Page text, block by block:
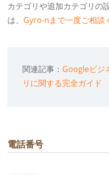
カテゴリや追加カテゴリの
は、 Gyro-nまで一度ご相談
関連記事： Googleビジ
リに関する完全ガイド
電話番号